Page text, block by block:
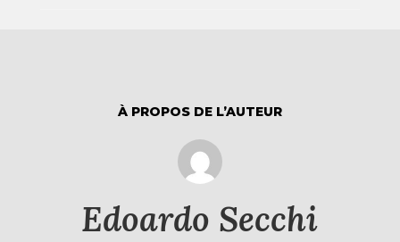
À PROPOS DE L’AUTEUR
Edoardo Secchi